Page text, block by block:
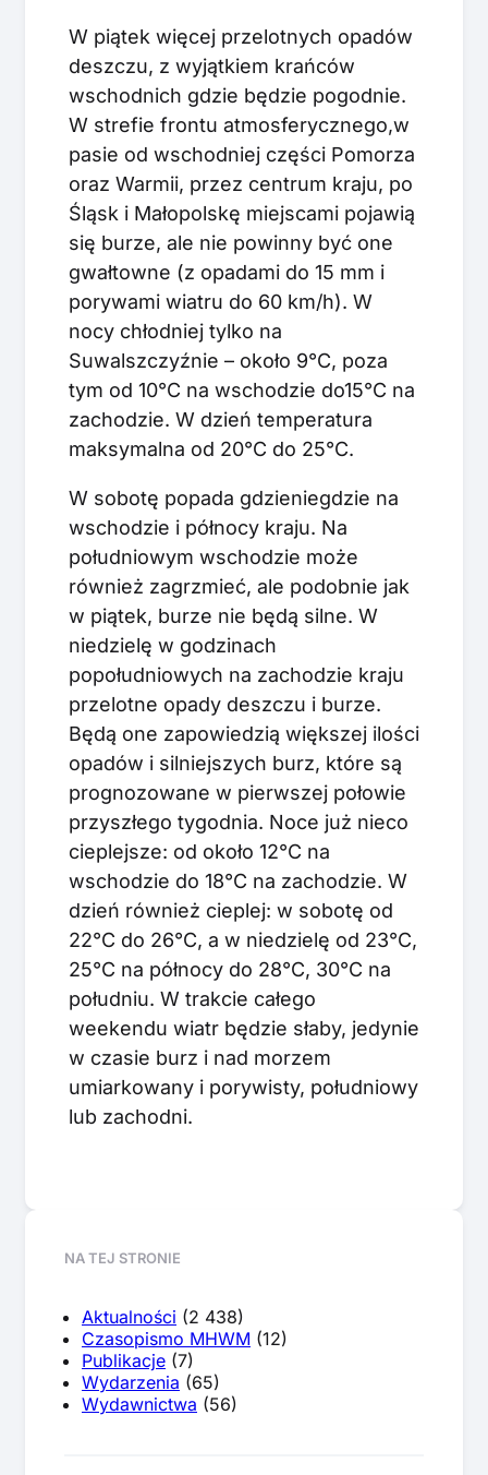
W piątek więcej przelotnych opadów
deszczu, z wyjątkiem krańców
wschodnich gdzie będzie pogodnie.
W strefie frontu atmosferycznego,w
pasie od wschodniej części Pomorza
oraz Warmii, przez centrum kraju, po
Śląsk i Małopolskę miejscami pojawią
się burze, ale nie powinny być one
gwałtowne (z opadami do 15 mm i
porywami wiatru do 60 km/h). W
nocy chłodniej tylko na
Suwalszczyźnie – około 9°C, poza
tym od 10°C na wschodzie do15°C na
zachodzie. W dzień temperatura
maksymalna od 20°C do 25°C.
W sobotę popada gdzieniegdzie na
wschodzie i północy kraju. Na
południowym wschodzie może
również zagrzmieć, ale podobnie jak
w piątek, burze nie będą silne. W
niedzielę w godzinach
popołudniowych na zachodzie kraju
przelotne opady deszczu i burze.
Będą one zapowiedzią większej ilości
opadów i silniejszych burz, które są
prognozowane w pierwszej połowie
przyszłego tygodnia. Noce już nieco
cieplejsze: od około 12°C na
wschodzie do 18°C na zachodzie. W
dzień również cieplej: w sobotę od
22°C do 26°C, a w niedzielę od 23°C,
25°C na północy do 28°C, 30°C na
południu. W trakcie całego
weekendu wiatr będzie słaby, jedynie
w czasie burz i nad morzem
umiarkowany i porywisty, południowy
lub zachodni.
NA TEJ STRONIE
Aktualności (2 438)
Czasopismo MHWM (12)
Publikacje (7)
Wydarzenia (65)
Wydawnictwa (56)